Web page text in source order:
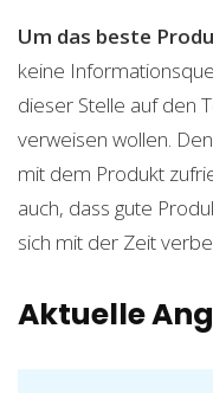
Um das beste
keine
dieser Stelle auf den
verweisen wollen.
mit dem Produkt
auch, dass gute
sich mit der Zeit
Aktuelle